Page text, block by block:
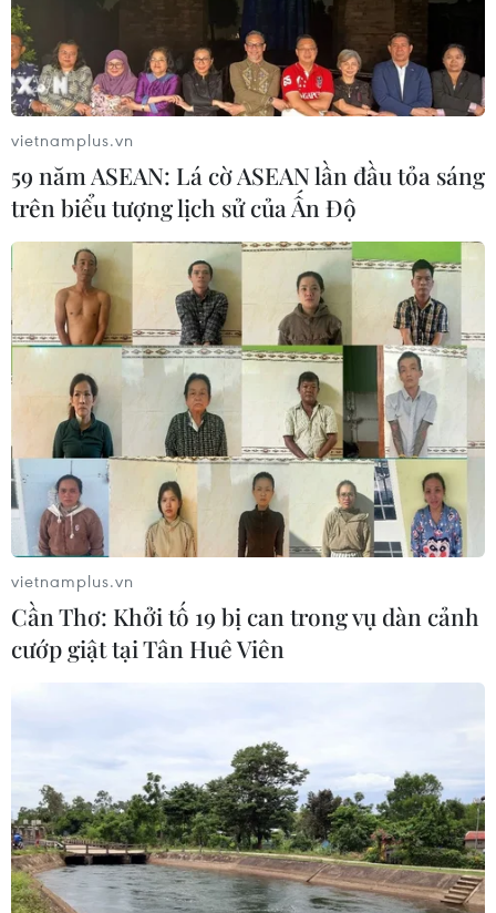
vietnamplus.vn
59 năm ASEAN: Lá cờ ASEAN lần đầu tỏa sáng
trên biểu tượng lịch sử của Ấn Độ
vietnamplus.vn
Cần Thơ: Khởi tố 19 bị can trong vụ dàn cảnh
cướp giật tại Tân Huê Viên